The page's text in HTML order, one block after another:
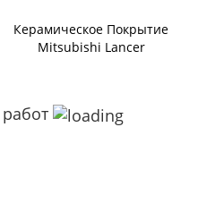
Керамическое Покрытие
Mitsubishi Lancer